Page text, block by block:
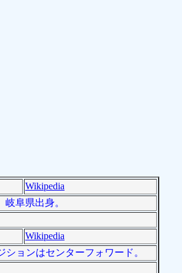
Wikipedia
阜県出身。
Wikipedia
ョンはセンターフォワード。